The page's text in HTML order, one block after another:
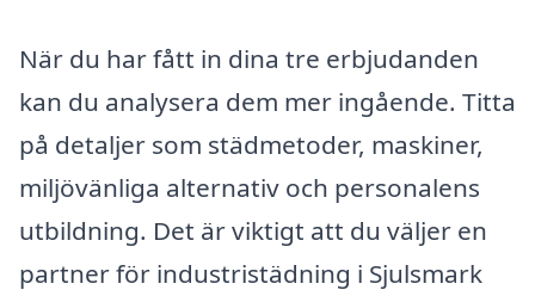
När du har fått in dina tre erbjudanden
kan du analysera dem mer ingående. Titta
på detaljer som städmetoder, maskiner,
miljövänliga alternativ och personalens
utbildning. Det är viktigt att du väljer en
partner för industristädning i Sjulsmark